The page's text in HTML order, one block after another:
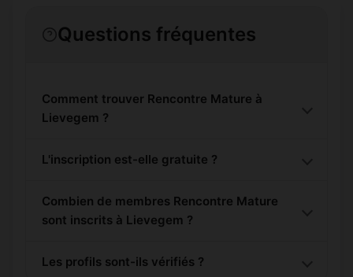
Questions fréquentes
Comment trouver Rencontre Mature à
Lievegem ?
L'inscription est-elle gratuite ?
Combien de membres Rencontre Mature
sont inscrits à Lievegem ?
Les profils sont-ils vérifiés ?